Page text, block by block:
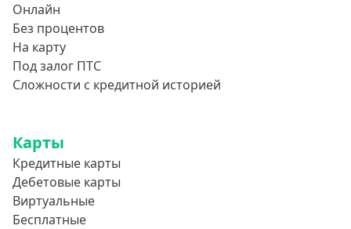
Онлайн
Без процентов
На карту
Под залог ПТС
Сложности с кредитной историей
Карты
Кредитные карты
Дебетовые карты
Виртуальные
Бесплатные